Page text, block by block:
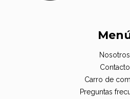
Nosotros
Contacto
Carro de
Preguntas